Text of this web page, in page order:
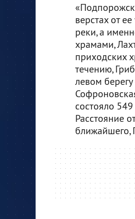
верстах от
реки, а
храмами,
приходских
течению,
левом
состояло
Расстояние
ближайшего,